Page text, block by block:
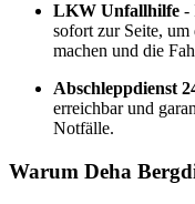
LKW Unfallhilfe -
sofort zur Seite,
machen und die
Abschleppdienst
erreichbar und
Notfälle.
Warum Deha